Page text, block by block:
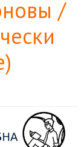
/